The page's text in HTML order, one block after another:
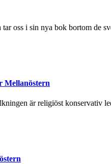
oss i sin nya bok bortom de
Mellanöstern
är religiöst konservativ